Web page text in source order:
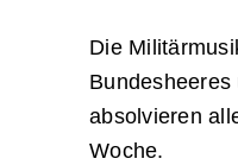
Die
absolvieren
Woche.